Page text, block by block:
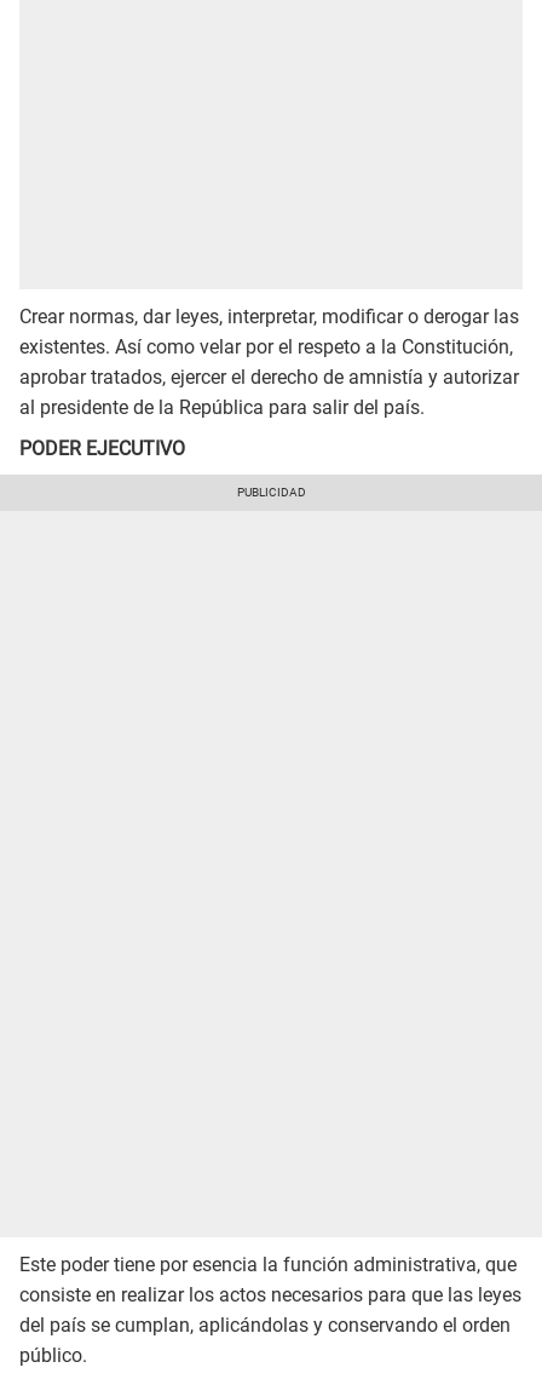
Crear normas, dar leyes, interpretar, modificar o derogar las
existentes. Así como velar por el respeto a la Constitución,
aprobar tratados, ejercer el derecho de amnistía y autorizar
al presidente de la República para salir del país.
PODER EJECUTIVO
Este poder tiene por esencia la función administrativa, que
consiste en realizar los actos necesarios para que las leyes
del país se cumplan, aplicándolas y conservando el orden
público.